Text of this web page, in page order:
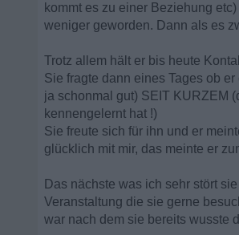
kommt es zu einer Beziehung
weniger geworden. Dann als es
Trotz allem hält er bis heute
Sie fragte dann eines Tages ob
ja schonmal gut) SEIT KURZEM
kennengelernt hat !)
Sie freute sich für ihn und er
glücklich mit mir, das meinte er
Das nächste was ich sehr stört
Veranstaltung die sie gerne
war nach dem sie bereits wusste